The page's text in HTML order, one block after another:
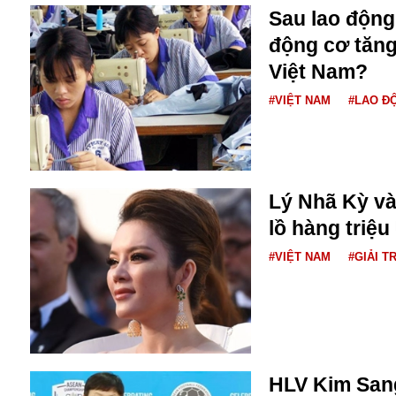
Diego Maradona
Di cư
Dòng chảy phương Bắc 1
Dải Gaza
Facebook
FED
Fansipan
F0
FLC
F-16
Gương sáng
Golf
GDP
Sau lao
động cơ
Việt Nam?
#VIỆT NAM #LAO
Lý Nhã Kỳ
lồ hàng triệu
#VIỆT NAM #GIẢI TRÍ
HLV Kim